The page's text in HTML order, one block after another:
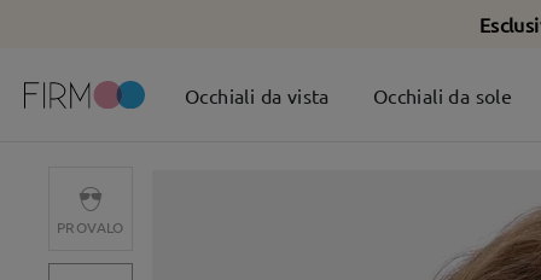
Occhiali da vista Occhiali da sole
PROVALO